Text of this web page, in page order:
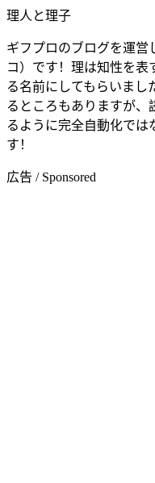
理人と理子
ギフプロのブログを運営
コ）です！理は知性を表
る名前にしてもらいまし
るところもありますが、
るように完全自動化では
す！
広告 / Sponsored